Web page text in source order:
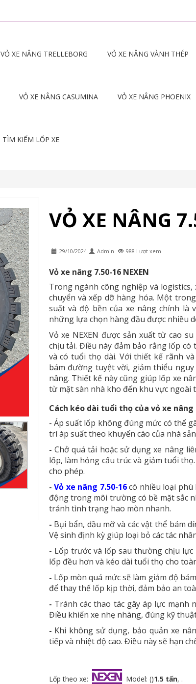
VỎ XE NÂNG TRELLEBORG VỎ XE NÂNG VÀNH THÉP
VỎ XE NÂNG CASUMINA VỎ XE NÂNG PHOENIX
TÌM KIẾM LỐP XE
VỎ XE NÂNG
29/10/2024 Admin 988 Lượt xem
Vỏ xe nâng 7.50-16 NEXEN
Trong ngành công nghiệp và
chuyển và xếp dỡ hàng hóa. Một
suất và độ bền của xe nâng chính là
những lựa chọn hàng đầu được nhiều
Vỏ xe NEXEN được sản xuất từ cao
chịu tải. Điều này đảm bảo rằng lốp
và có tuổi thọ dài. Với thiết kế rãnh và
bám đường tuyệt vời, giảm thiểu
nâng. Thiết kế này cũng giúp lốp xe
từ mặt sàn nhà kho đến khu vực ngoài
Cách kéo dài tuổi thọ của vỏ xe nâng
- Áp suất lốp không đúng mức có thể
trì áp suất theo khuyến cáo của nhà
- Chở quá tải hoặc sử dụng xe nâng
lốp, làm hỏng cấu trúc và giảm tuổi
cho phép.
-Vỏ xe nâng 7.50-16có nhiều loại phù
động trong môi trường có bề mặt sắc
tránh tình trạng hao mòn nhanh.
- Bụi bẩn, dầu mỡ và các vật thể bám
Vệ sinh định kỳ giúp loại bỏ các tác
- Lốp trước và lốp sau thường chịu
lốp đều hơn và kéo dài tuổi thọ cho
- Lốp mòn quá mức sẽ làm giảm độ
để thay thế lốp kịp thời, đảm bảo an
- Tránh các thao tác gây áp lực mạnh
Điều khiển xe nhẹ nhàng, đúng kỹ
- Khi không sử dụng, bảo quản xe
tiếp và nhiệt độ cao. Điều này sẽ hạn
Lốp theo xe: Model: ()1.5 tấn, .